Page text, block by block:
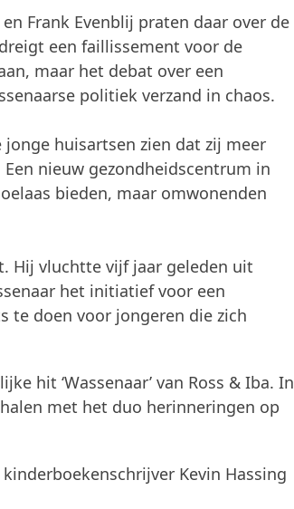
Frank Evenblij praten daar over de
een faillissement voor de
maar het debat over een
politiek verzand in chaos.
huisartsen zien dat zij meer
nieuw gezondheidscentrum in
bieden, maar omwonenden
Hij vluchtte vijf jaar geleden uit
het initiatief voor een
te doen voor jongeren die zich
hit ‘Wassenaar’ van Ross & Iba. In
met het duo herinneringen op
Kevin Hassing